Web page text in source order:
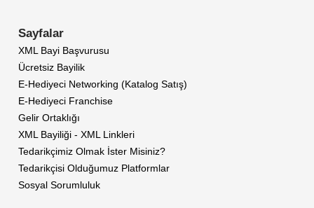
Sayfalar
XML Bayi Başvurusu
Ücretsiz Bayilik
E-Hediyeci Networking (Katalog Satış)
E-Hediyeci Franchise
Gelir Ortaklığı
XML Bayiliği - XML Linkleri
Tedarikçimiz Olmak İster Misiniz?
Tedarikçisi Olduğumuz Platformlar
Sosyal Sorumluluk